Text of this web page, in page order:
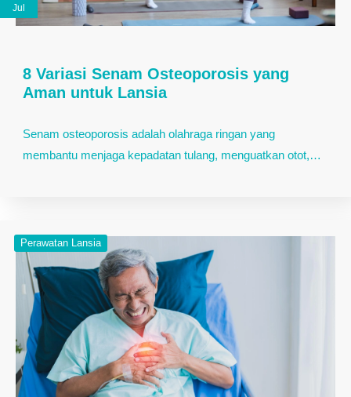
Jul
8 Variasi Senam Osteoporosis yang
Aman untuk Lansia
Senam osteoporosis adalah olahraga ringan yang
membantu menjaga kepadatan tulang, menguatkan otot,…
Perawatan Lansia